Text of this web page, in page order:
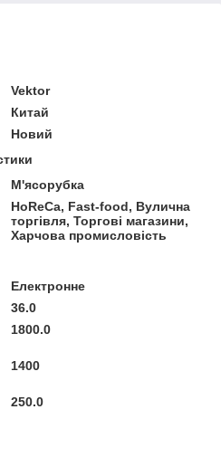
Vektor
Китай
Новий
М'ясорубка
HoReCa, Fast-food, Вулична
торгівля, Торгові магазини,
Харчова промисловість
Електронне
36.0
1800.0
1400
250.0